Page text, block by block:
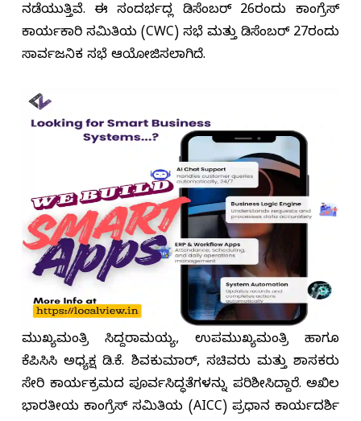
ನಡೆಯುತ್ತಿವೆ. ಈ ಸಂದರ್ಭದಲ್ಲಿ ಡಿಸೆಂಬರ್ 26ರಂದು ಕಾಂಗ್ರೆಸ್
ಕಾರ್ಯಕಾರಿ ಸಮಿತಿಯ (CWC) ಸಭೆ ಮತ್ತು ಡಿಸೆಂಬರ್ 27ರಂದು
ಸಾರ್ವಜನಿಕ ಸಭೆ ಆಯೋಜಿಸಲಾಗಿದೆ.
ಮುಖ್ಯಮಂತ್ರಿ ಸಿದ್ದರಾಮಯ್ಯ, ಉಪಮುಖ್ಯಮಂತ್ರಿ ಹಾಗೂ
ಕೆಪಿಸಿಸಿ ಅಧ್ಯಕ್ಷ ಡಿ.ಕೆ. ಶಿವಕುಮಾರ್, ಸಚಿವರು ಮತ್ತು ಶಾಸಕರು
ಸೇರಿ ಕಾರ್ಯಕ್ರಮದ ಪೂರ್ವಸಿದ್ಧತೆಗಳನ್ನು ಪರಿಶೀಲಿಸಿದ್ದಾರೆ. ಅಖಿಲ
ಭಾರತೀಯ ಕಾಂಗ್ರೆಸ್ ಸಮಿತಿಯ (AICC) ಪ್ರಧಾನ ಕಾರ್ಯದರ್ಶಿ